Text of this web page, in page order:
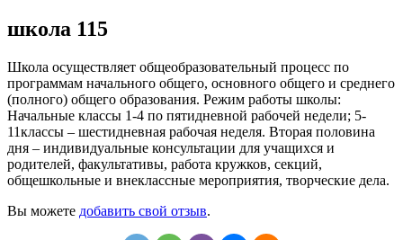
школа 115
Школа осуществляет общеобразовательный процесс по
программам начального общего, основного общего и среднего
(полного) общего образования. Режим работы школы:
Начальные классы 1-4 по пятидневной рабочей недели; 5-
11классы – шестидневная рабочая неделя. Вторая половина
дня – индивидуальные консультации для учащихся и
родителей, факультативы, работа кружков, секций,
общешкольные и внеклассные мероприятия, творческие дела.
Вы можете добавить свой отзыв.